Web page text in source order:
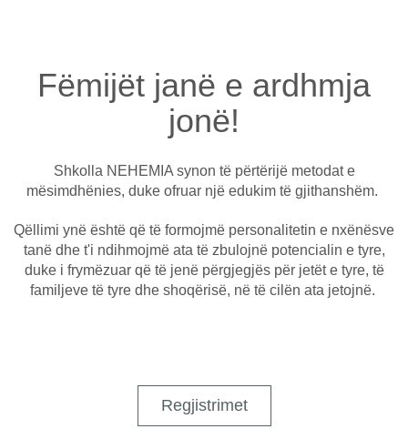
Fëmijët janë e ardhmja
jonë!
Shkolla NEHEMIA synon të përtërijë metodat e
mësimdhënies, duke ofruar një edukim të gjithanshëm.
Qëllimi ynë është që të formojmë personalitetin e nxënësve
tanë dhe t'i ndihmojmë ata të zbulojnë potencialin e tyre,
duke i frymëzuar që të jenë përgjegjës për jetët e tyre, të
familjeve të tyre dhe shoqërisë, në të cilën ata jetojnë.
Regjistrimet